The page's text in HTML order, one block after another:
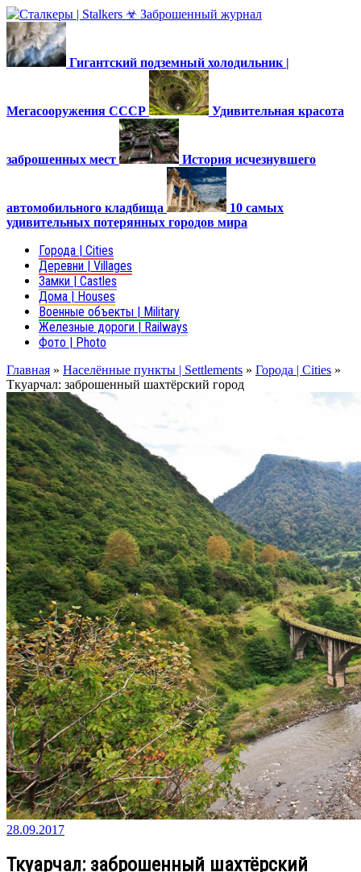
Гигантский подземный холодильник |
Мегасооружения СССР Удивительная красота
заброшенных мест История исчезнувшего
автомобильного кладбища
10 самых
удивительных потерянных городов мира
Города | Cities
Деревни | Villages
Замки | Castles
Дома | Houses
Военные объекты | Military
Железные дороги | Railways
Фото | Photo
Главная » Населённые пункты | Settlements » Города | Cities »
Ткуарчал: заброшенный шахтёрский город
28.09.2017
Ткуарчал: заброшенный шахтёрский